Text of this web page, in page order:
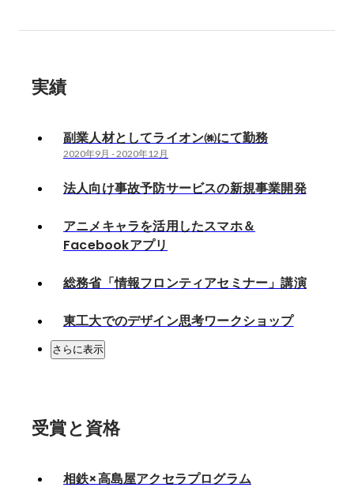
実績
副業人材としてライオン㈱にて勤務
2020年9月 -2020年12月
法人向け事故予防サービスの新規事業開発
アニメキャラを活用したスマホ＆
Facebookアプリ
総務省「情報フロンティアセミナー」講演
東工大でのデザイン思考ワークショップ
さらに表示
受賞と資格
相鉄×高島屋アクセラプログラム